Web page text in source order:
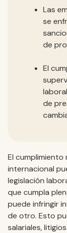
Las
se
de
El
de
El
internacional
legislación
que cumpla
puede infringir
de otro. Esto
salariales,